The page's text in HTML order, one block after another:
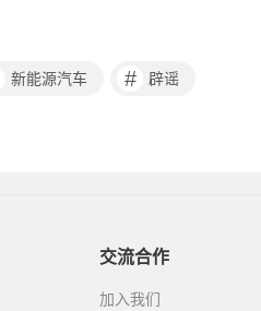
新能源汽车 # 辟谣
交流合作
加入我们